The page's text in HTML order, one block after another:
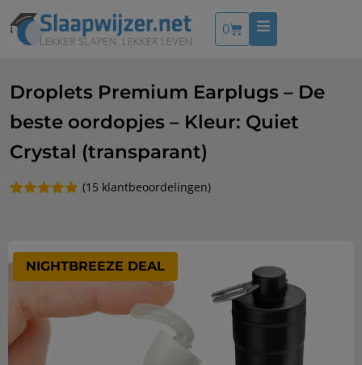
0
Droplets Premium Earplugs – De
beste oordopjes – Kleur: Quiet
Crystal (transparant)
klantbeoordelingen
(15 klantbeoordelingen)
NIGHTBREEZE DEAL